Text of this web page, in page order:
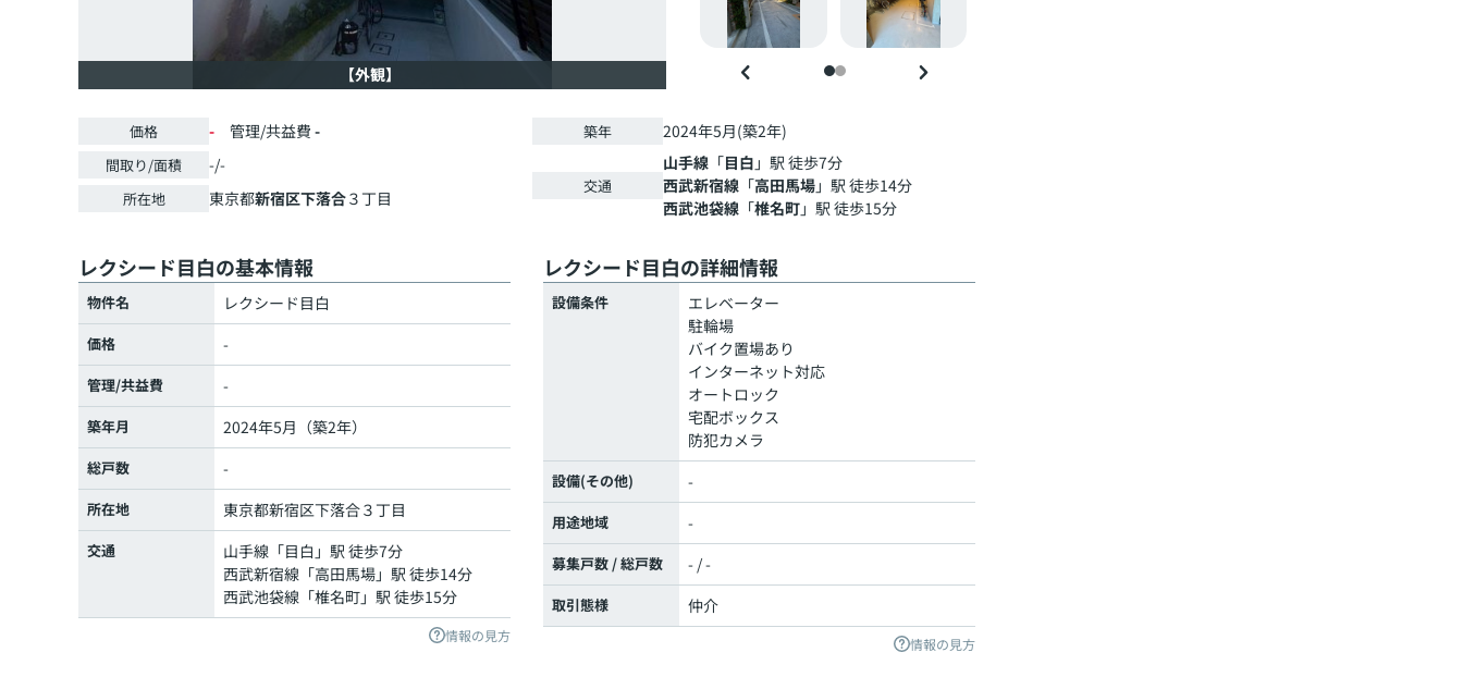
【外観】
価格 - 管理/共益費 -
間取り/面積 -/-
所在地 東京都新宿区下落合３丁目
築年 2024年5月(築2年)
交通
山手線 「目白 」駅 徒歩7分
西武新宿線 「高田馬場」駅 徒歩14分
西武池袋線 「椎名町」駅 徒歩15分
レクシード目白の基本情報
物件名 レクシード目白
価格 -
管理/共益費 -
築年月 2024年5月（築2年）
総戸数 -
所在地 東京都新宿区下落合３丁目
交通 山手線 「目白 」駅 徒歩7分
西武新宿線 「高田馬場」駅 徒歩14分
西武池袋線 「椎名町」駅 徒歩15分
情報の見方
レクシード目白の詳細情報
設備条件
エレベーター
駐輪場
バイク置場あり
インターネット対応
オートロック
宅配ボックス
防犯カメラ
設備(その他) -
用途地域 -
募集戸数 / 総戸数 - / -
取引態様 仲介
情報の見方